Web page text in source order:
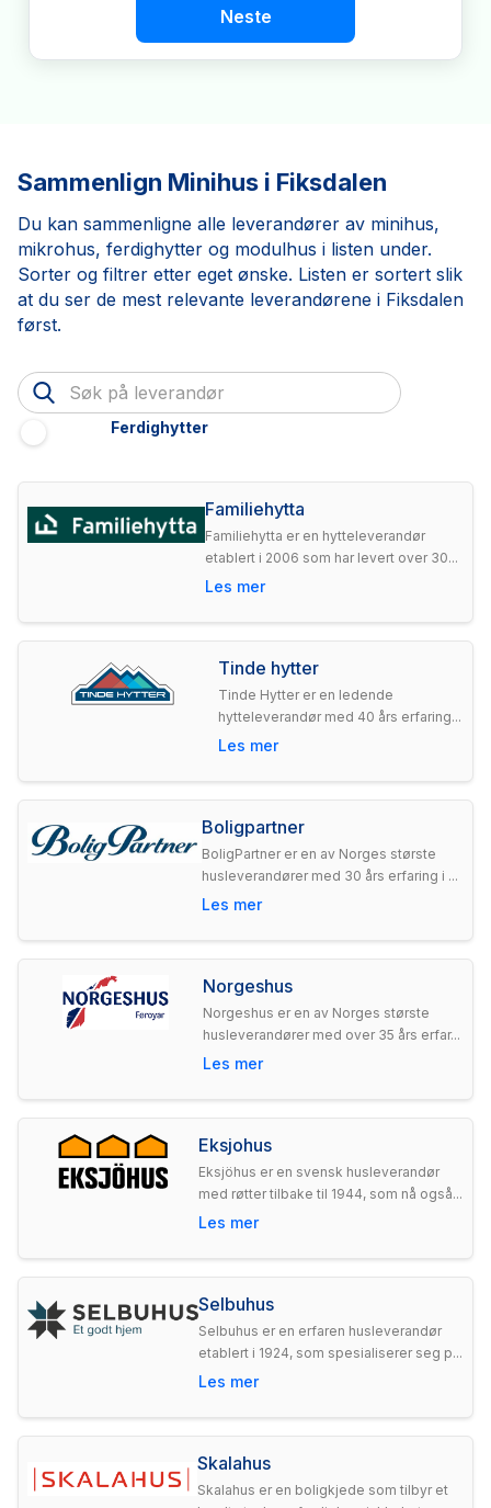
Neste
Sammenlign Minihus i Fiksdalen
Du kan sammenligne alle leverandører av minihus,
mikrohus, ferdighytter og modulhus i listen under.
Sorter og filtrer etter eget ønske. Listen er sortert slik
at du ser de mest relevante leverandørene i Fiksdalen
først.
Ferdighytter
Familiehytta
Familiehytta er en hytteleverandør
etablert i 2006 som har levert over 30...
Les mer
Tinde hytter
Tinde Hytter er en ledende
hytteleverandør med 40 års erfaring...
Les mer
Boligpartner
BoligPartner er en av Norges største
husleverandører med 30 års erfaring i ...
Les mer
Norgeshus
Norgeshus er en av Norges største
husleverandører med over 35 års erfar...
Les mer
Eksjohus
Eksjöhus er en svensk husleverandør
med røtter tilbake til 1944, som nå også...
Les mer
Selbuhus
Selbuhus er en erfaren husleverandør
etablert i 1924, som spesialiserer seg p...
Les mer
Skalahus
Skalahus er en boligkjede som tilbyr et